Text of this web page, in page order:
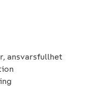
ansvarsfullhet